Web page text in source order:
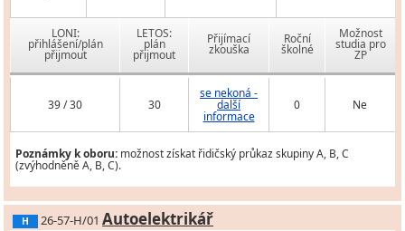
LONI:
přihlášení/plán
přijmout
LETOS:
plán
přijmout
Přijímací
zkouška
Roční
školné
Možnost
studia pro
ZP
39 / 30 30
se nekoná -
další
informace
0 Ne
Poznámky k oboru: možnost získat řidičský průkaz skupiny A, B, C
(zvýhodněně A, B, C).
H 26-57-H/01 Autoelektrikář